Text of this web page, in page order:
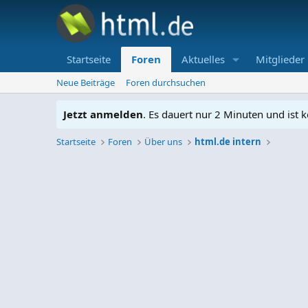
Startseite Foren Aktuelles Mitglieder
Neue Beiträge Foren durchsuchen
Jetzt anmelden. Es dauert nur 2 Minuten und ist
Startseite Foren Über uns html.de intern